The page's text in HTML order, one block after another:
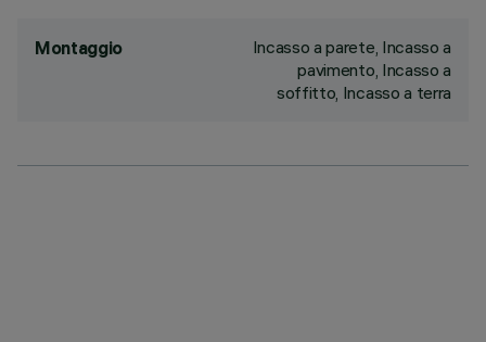
Montaggio
Incasso a parete, Incasso a
pavimento, Incasso a
soffitto, Incasso a terra